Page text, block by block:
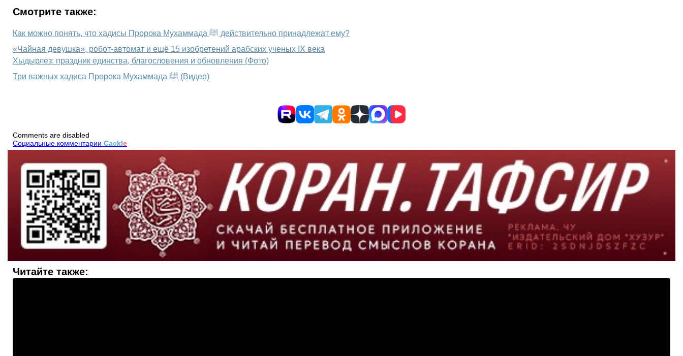
Смотрите также:
Как можно понять, что хадисы Пророка Мухаммада ﷺ действительно принадлежат ему?
«Чайная девушка», робот-автомат и ещё 15 изобретений арабских ученых IX века
Хыдырлез: праздник единства, благословения и обновления (Фото)
Три важных хадиса Пророка Мухаммада ﷺ (Видео)
Comments are disabled
Социальные комментарии Cackle
Читайте также: